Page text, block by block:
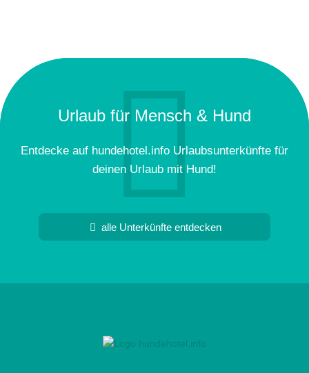
Urlaub für Mensch & Hund
Entdecke auf hundehotel.info Urlaubsunterkünfte für
deinen Urlaub mit Hund!
alle Unterkünfte entdecken